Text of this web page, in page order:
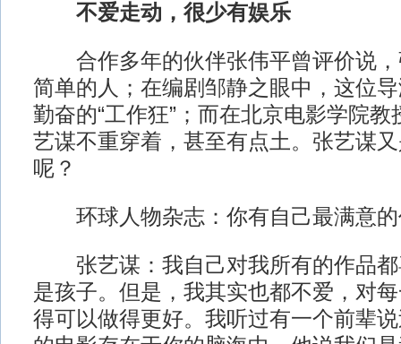
不爱走动，很少有娱乐
合作多年的伙伴张伟平曾评价说，
简单的人；在编剧邹静之眼中，这位
勤奋的“工作狂”；而在北京电影学院
艺谋不重穿着，甚至有点土。张艺谋
呢？
环球人物杂志：你有自己最满意的
张艺谋：我自己对我所有的作品都
是孩子。但是，我其实也都不爱，对
得可以做得更好。我听过有一个前辈